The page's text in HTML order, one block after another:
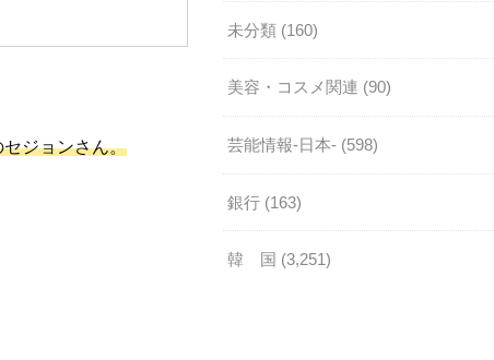
ジョンさん。
未分類 (160)
美容・コスメ関連 (90)
芸能情報-日本- (598)
銀行 (163)
韓 国 (3,251)